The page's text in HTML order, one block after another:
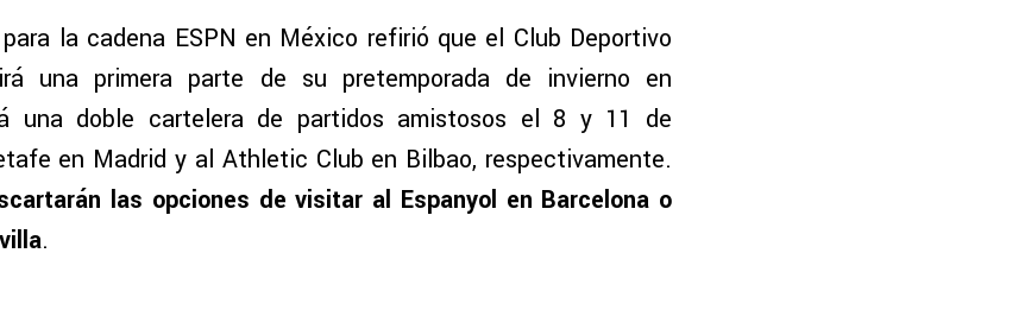
la cadena ESPN en México refirió que el Club Deportivo
una primera parte de su pretemporada de invierno en
una doble cartelera de partidos amistosos el 8 y 11 de
en Madrid y al Athletic Club en Bilbao, respectivamente.
las opciones de visitar al Espanyol en Barcelona o
.